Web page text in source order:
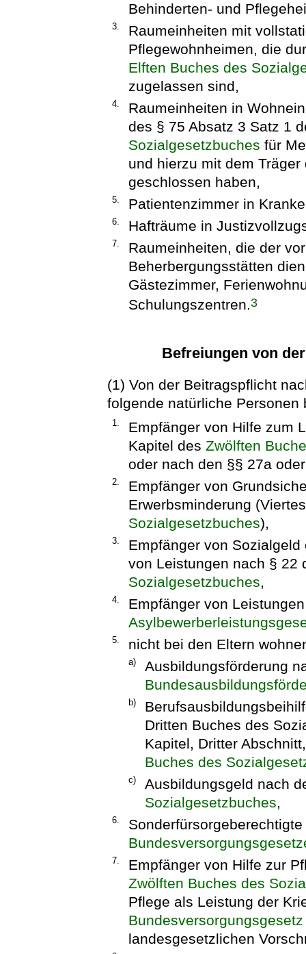
Behinderten- und
3.
Raumeinheiten mit
Pflegewohnheimen, die
Elften Buches des
zugelassen sind,
4.
Raumeinheiten in
des § 75 Absatz 3 Satz 1
Sozialgesetzbuches für
und hierzu mit dem
geschlossen haben,
5. Patientenzimmer in
6. Hafträume in
7.
Raumeinheiten, die der
Beherbergungsstätten
Gästezimmer,
Schulungszentren.3
Befreiungen von
(1) Von der Beitragspflicht
folgende natürliche Personen
1.
Empfänger von Hilfe zum
Kapitel des Zwölften
oder nach den §§ 27a
2.
Empfänger von
Erwerbsminderung
Sozialgesetzbuches),
3.
Empfänger von
von Leistungen nach § 22
Sozialgesetzbuches,
4.
Empfänger von
5. nicht bei den Eltern
a)
Ausbildungsförderung
b)
Dritten Buches des
Kapitel, Dritter
Buches des
c)
Ausbildungsgeld nach
Sozialgesetzbuches,
6.
7.
Empfänger von Hilfe zur
Zwölften Buches des
Pflege als Leistung der
Bundesversorgungsgesetz
landesgesetzlichen